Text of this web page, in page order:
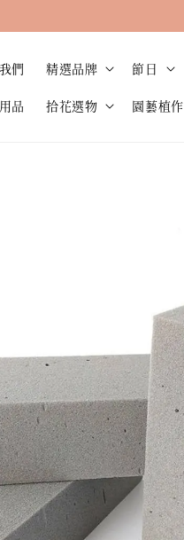
們 精選品牌 節日
品 拾花選物 園藝植作